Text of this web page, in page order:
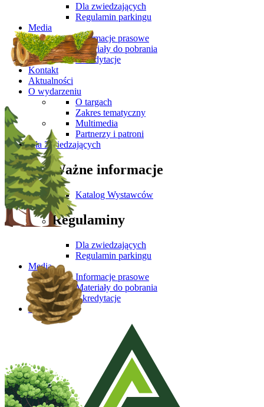
Dla zwiedzających
Regulamin parkingu
Media
Informacje prasowe
Materiały do pobrania
Akredytacje
Kontakt
Aktualności
O wydarzeniu
O targach
Zakres tematyczny
Multimedia
Partnerzy i patroni
Dla Zwiedzających
Ważne informacje
Katalog Wystawców
Regulaminy
Dla zwiedzających
Regulamin parkingu
Media
Informacje prasowe
Materiały do pobrania
Akredytacje
Kontakt